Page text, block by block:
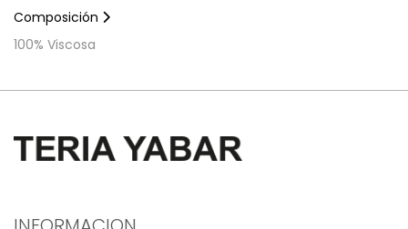
Composición
100% Viscosa